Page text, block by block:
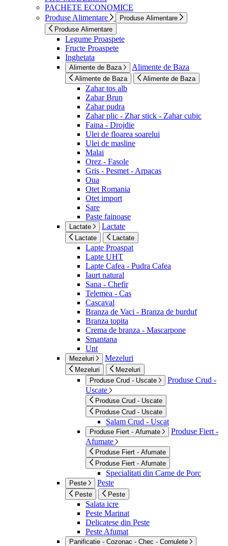
PACHETE ECONOMICE
Produse Alimentare
Produse Alimentare
Produse Alimentare
Legume Proaspete
Fructe Proaspete
Inghetata
Alimente de Baza Alimente de Baza
Alimente de Baza Alimente de Baza
Zahar tos alb
Zahar Brun
Zahar pudra
Zahar plic - Zhar stick - Zahar cubic
Faina - Drojdie
Ulei de floarea soarelui
Ulei de masline
Malai
Orez - Fasole
Gris - Pesmet - Arpacas
Oua
Otet Romania
Otet import
Sare
Paste fainoase
Lactate Lactate
Lactate Lactate
Lapte Proaspat
Lapte UHT
Lapte Cafea - Pudra Cafea
Iaurt natural
Sana - Chefir
Telemea - Cas
Cascaval
Branza de Vaci - Branza de burduf
Branza topita
Crema de branza - Mascarpone
Smantana
Unt
Mezeluri Mezeluri
Mezeluri
Mezeluri
Produse Crud - Uscate
Produse Crud -
Uscate
Produse Crud - Uscate
Produse Crud - Uscate
Salam Crud - Uscat
Produse Fiert - Afumate
Produse Fiert -
Afumate
Produse Fiert - Afumate
Produse Fiert - Afumate
Specialitati din Carne de Porc
Peste Peste
Peste Peste
Salata icre
Peste Marinat
Delicatese din Peste
Peste Afumat
Panificatie - Cozonac - Chec - Cornulete